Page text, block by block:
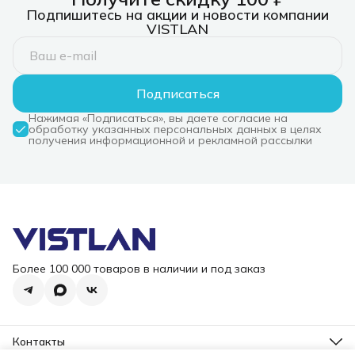
Подпишитесь на акции и новости компании
VISTLAN
Подписаться
Нажимая «Подписаться», вы даете согласие на
обработку указанных персональных данных в целях
получения информационной и рекламной рассылки
Более 100 000 товаров в наличии и под заказ
Контакты